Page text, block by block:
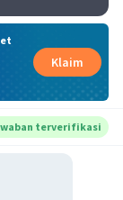
Klaim
terverifikasi